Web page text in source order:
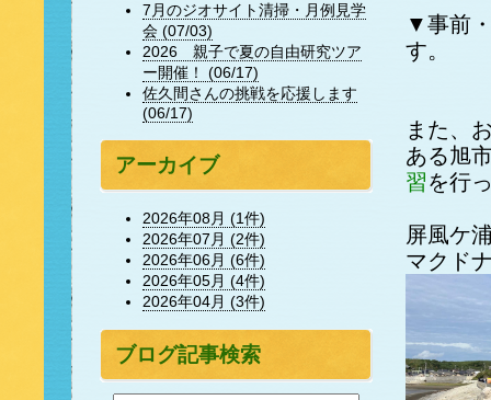
▼事前
す。
また、
ある旭
習を行
屏風ケ
マクド
7月のジオサイト清掃・月例見学
会 (07/03)
2026 親子で夏の自由研究ツア
ー開催！ (06/17)
佐久間さんの挑戦を応援します
(06/17)
アーカイブ
2026年08月 (1件)
2026年07月 (2件)
2026年06月 (6件)
2026年05月 (4件)
2026年04月 (3件)
ブログ記事検索